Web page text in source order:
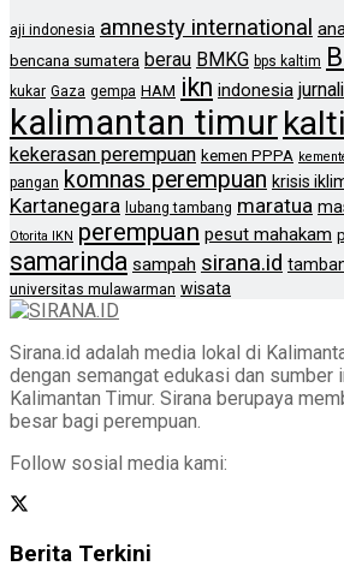
aji indonesia amnesty international
bencana sumatera berau BMKG bps kaltim
kukar Gaza gempa HAM ikn indonesia
kalimantan timur
kekerasan perempuan kemen PPPA
pangan komnas perempuan krisis
Kartanegara lubang tambang maratua
Otorita IKN perempuan pesut mahakam
samarinda sampah sirana.id
universitas mulawarman wisata
Sirana.id adalah media lokal di
dengan semangat edukasi dan sumber
Kalimantan Timur. Sirana berupaya
besar bagi perempuan.
Follow sosial media kami:
Berita Terkini